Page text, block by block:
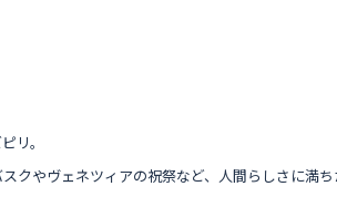
リ。
クやヴェネツィアの祝祭など、人間らしさに満